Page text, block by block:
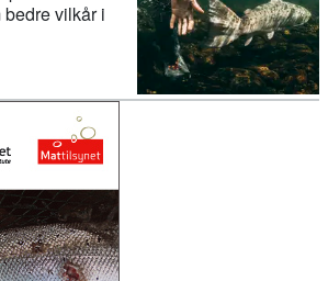
laksefisket for 2026
kjempekraftverk skal
bedre vilkår i